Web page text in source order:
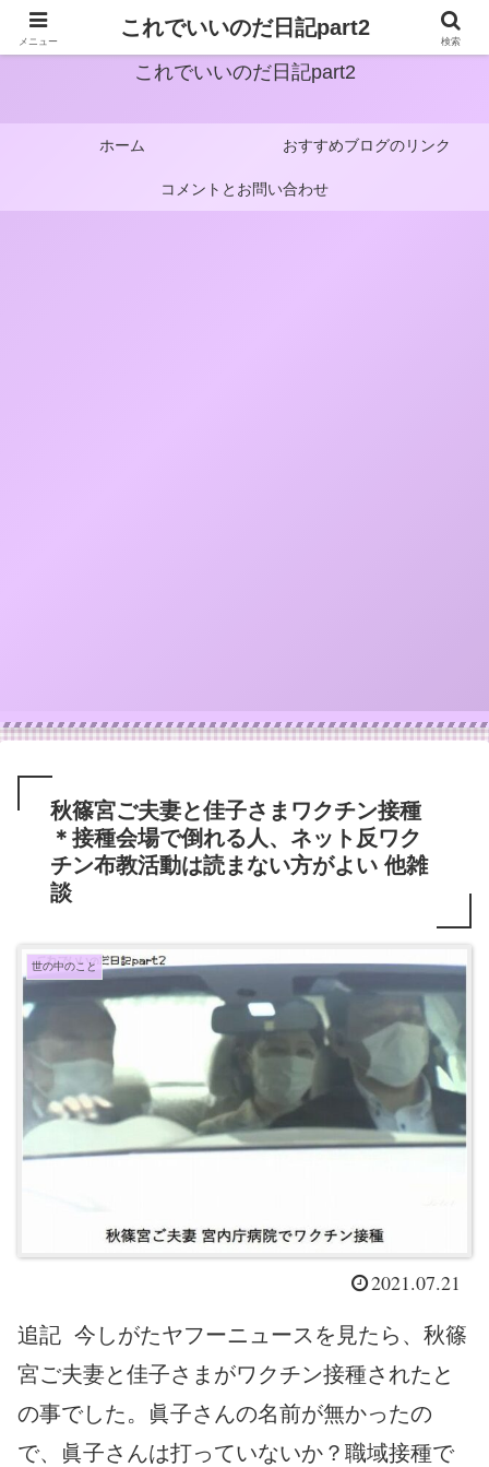
これでいいのだ日記part2
ホーム おすすめブログのリンク
コメントとお問い合わせ
秋篠宮ご夫妻と佳子さまワクチン接種
＊接種会場で倒れる人、ネット反ワク
チン布教活動は読まない方がよい 他雑
談
世の中のこと
2021.07.21
追記 今しがたヤフーニュースを見たら、秋篠
宮ご夫妻と佳子さまがワクチン接種されたと
の事でした。眞子さんの名前が無かったの
で、眞子さんは打っていないか？職域接種で
メニュー
これでいいのだ日記part2
検索